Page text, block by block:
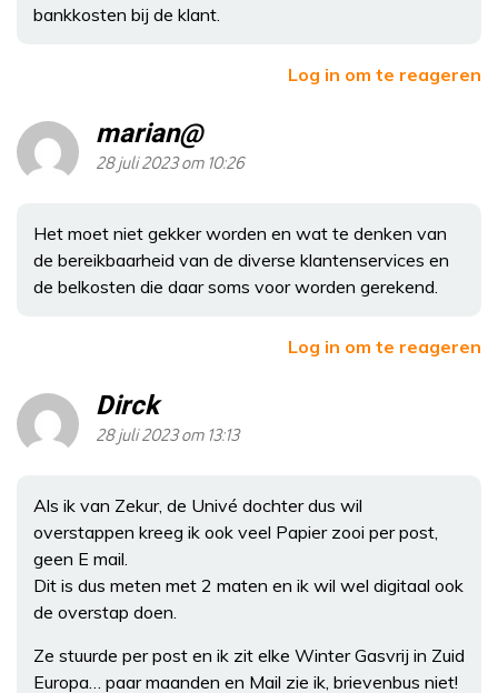
bankkosten bij de klant.
Log in om te reageren
marian@
28 juli 2023 om 10:26
Het moet niet gekker worden en wat te denken van
de bereikbaarheid van de diverse klantenservices en
de belkosten die daar soms voor worden gerekend.
Log in om te reageren
Dirck
28 juli 2023 om 13:13
Als ik van Zekur, de Univé dochter dus wil
overstappen kreeg ik ook veel Papier zooi per post,
geen E mail.
Dit is dus meten met 2 maten en ik wil wel digitaal ook
de overstap doen.
Ze stuurde per post en ik zit elke Winter Gasvrij in Zuid
Europa… paar maanden en Mail zie ik, brievenbus niet!